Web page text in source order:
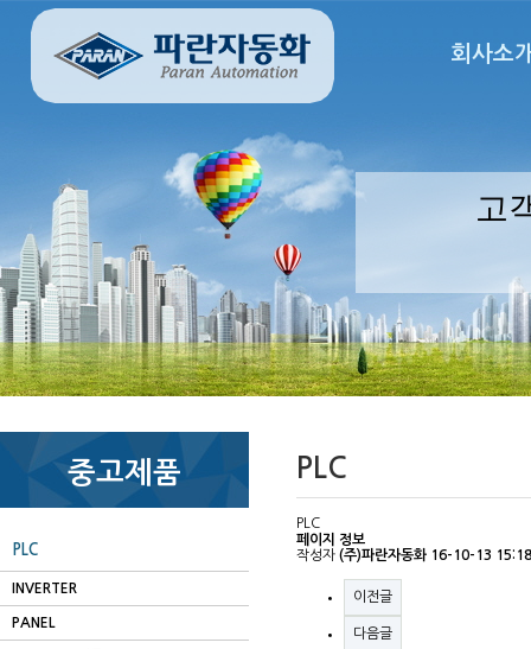
회사소
고
중고제품
PLC
INVERTER
PANEL
PLC
PLC
페이지 정보
작성자 (주)파란자동화 16-10-13 15:18
이전글
다음글